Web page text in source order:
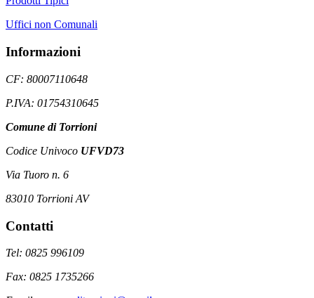
Uffici non Comunali
Informazioni
CF: 80007110648
P.IVA: 01754310645
Comune di Torrioni
Codice Univoco UFVD73
Via Tuoro n. 6
83010 Torrioni AV
Contatti
Tel: 0825 996109
Fax: 0825 1735266